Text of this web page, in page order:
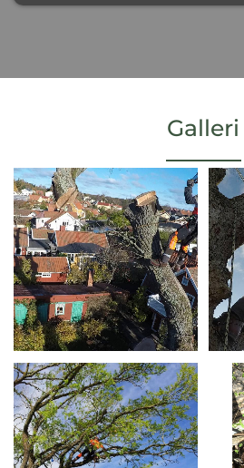
Galleri